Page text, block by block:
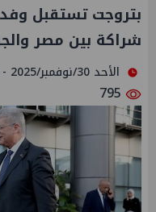
بتروجت تستقبل
شراكة بين مصر
الأحد 30/نوفمبر/2025 - 08:02 ص